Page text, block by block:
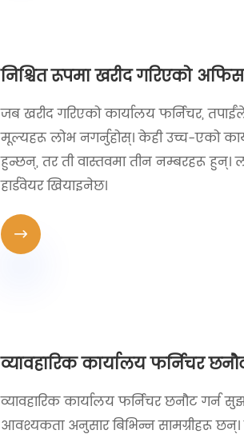
निश्चित रूपमा खरीद गरिएको
जब खरीद गरिएको कार्यालय फर्निचर,
मूल्यहरू लोभ नगर्नुहोस्। केही उच्च-एको
हुन्छन्, तर ती वास्तवमा तीन नम्बरहरू हुन्।
हार्डवेयर खियाइनेछ।

व्यावहारिक कार्यालय फर्निचर
व्यावहारिक कार्यालय फर्निचर छनौट गर्न
आवश्यकता अनुसार बिभिन्न सामग्रीहरू